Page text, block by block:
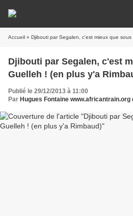
Accueil » Djibouti par Segalen, c'est mieux que
Djibouti par Segalen, c'est
Guelleh ! (en plus y'a
Publié le 29/12/2013 à 11:00
Par Hugues Fontaine www.africantrain.org